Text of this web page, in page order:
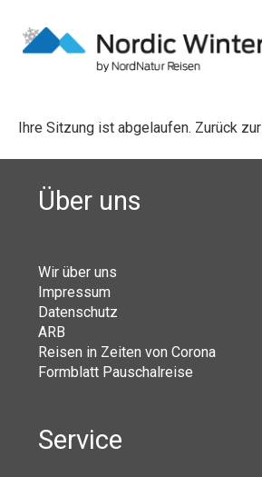
Ihre Sitzung ist abgelaufen. Zurück zur
Über uns
Wir über uns
Impressum
Datenschutz
ARB
Reisen in Zeiten von Corona
Formblatt Pauschalreise
Service